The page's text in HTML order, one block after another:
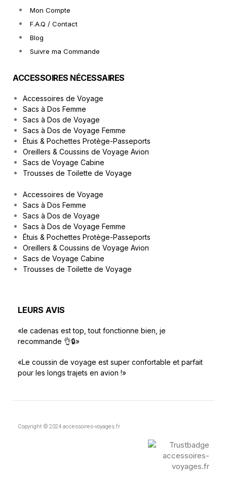
Mon Compte
F.A.Q / Contact
Blog
Suivre ma Commande
ACCESSOIRES NÉCESSAIRES
Accessoires de Voyage
Sacs à Dos Femme
Sacs à Dos de Voyage
Sacs à Dos de Voyage Femme
Étuis & Pochettes Protège-Passeports
Oreillers & Coussins de Voyage Avion
Sacs de Voyage Cabine
Trousses de Toilette de Voyage
Accessoires de Voyage
Sacs à Dos Femme
Sacs à Dos de Voyage
Sacs à Dos de Voyage Femme
Étuis & Pochettes Protège-Passeports
Oreillers & Coussins de Voyage Avion
Sacs de Voyage Cabine
Trousses de Toilette de Voyage
LEURS AVIS
«le cadenas est top, tout fonctionne bien, je
recommande 👌🔒»
«Le coussin de voyage est super confortable et parfait
pour les longs trajets en avion !»
Copyright © 2024 accessoires-voyages.fr